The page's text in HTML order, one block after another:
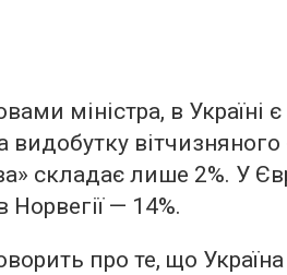
міністра, в Україні є
видобутку вітчизняного
складає лише 2%. У
Норвегії — 14%.
про те, що